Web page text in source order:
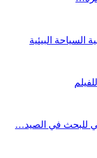
السياحة البيئية
للبحث في الصيد…